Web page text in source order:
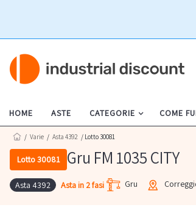
HOME ASTE CATEGORIE COME
/ Varie / Asta 4392 / Lotto 30081
Lotto 30081 Gru FM 1035 CITY
Asta 4392 Asta in 2 fasi Gru